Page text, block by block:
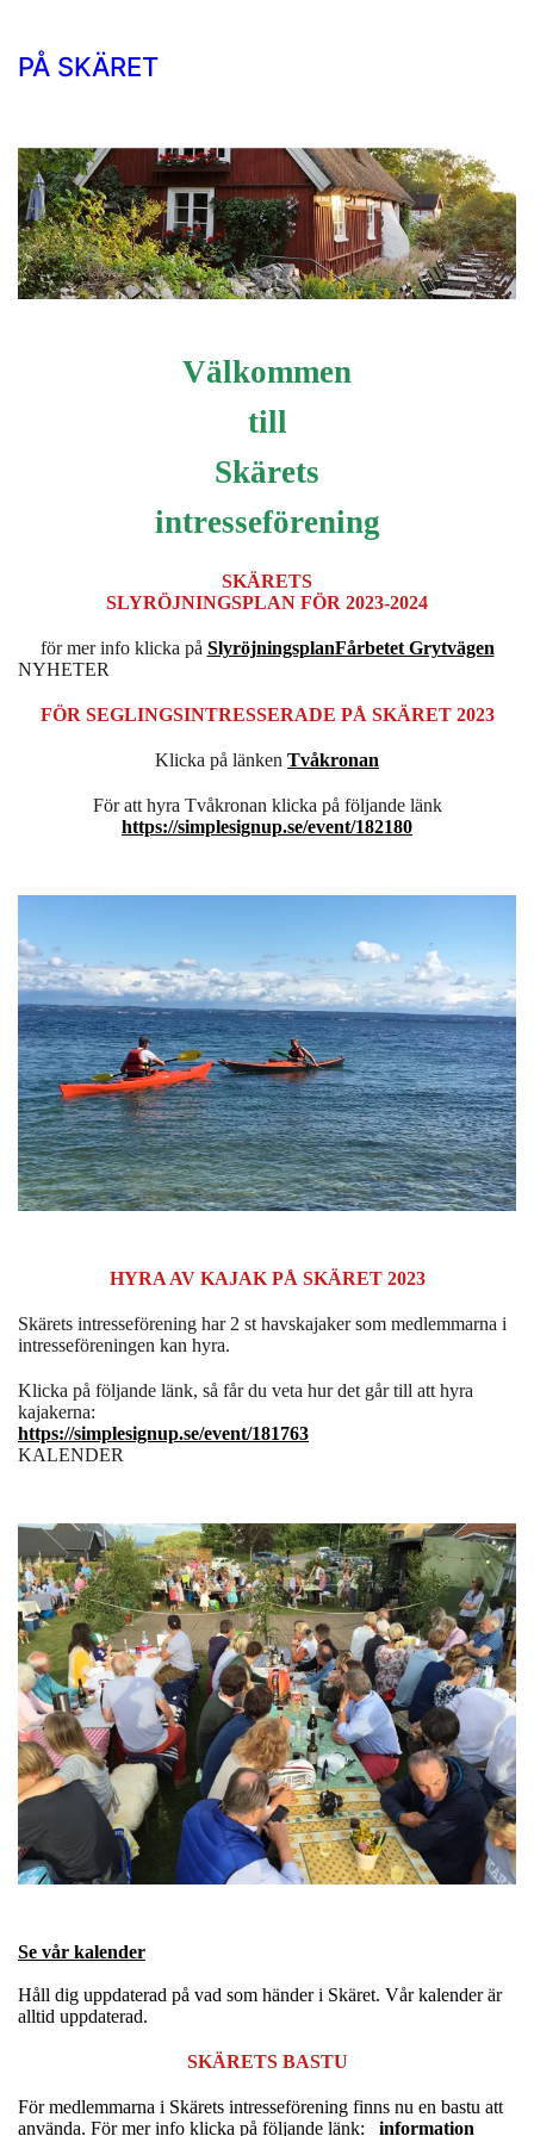
PÅ SKÄRET
Välkommen
till
Skärets
intresseförening
SKÄRETS
SLYRÖJNINGSPLAN FÖR 2023-2024
för mer info klicka på SlyröjningsplanFårbetet Grytvägen
NYHETER
FÖR SEGLINGSINTRESSERADE PÅ SKÄRET 2023
Klicka på länken Tvåkronan
För att hyra Tvåkronan klicka på följande länk
https://simplesignup.se/event/182180
HYRA AV KAJAK PÅ SKÄRET 2023
Skärets intresseförening har 2 st havskajaker som medlemmarna i
intresseföreningen kan hyra.
Klicka på följande länk, så får du veta hur det går till att hyra
kajakerna:
https://simplesignup.se/event/181763
KALENDER
Se vår kalender
Håll dig uppdaterad på vad som händer i Skäret. Vår kalender är
alltid uppdaterad.
SKÄRETS BASTU
För medlemmarna i Skärets intresseförening finns nu en bastu att
använda. För mer info klicka på följande länk:
information